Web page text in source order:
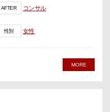
AFTER コンサル
性別 女性
MORE